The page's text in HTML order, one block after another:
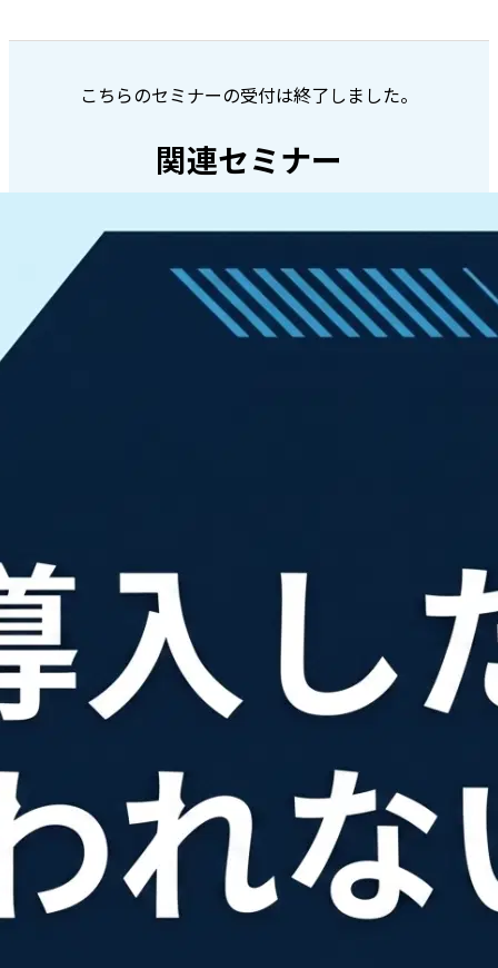
こちらのセミナーの受付は終了しました。
関連セミナー